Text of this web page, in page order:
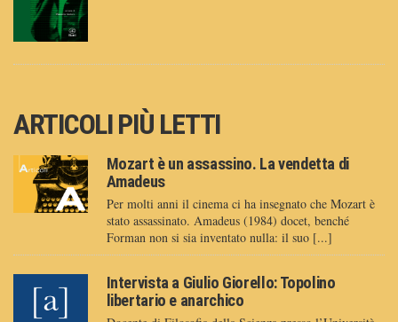
ARTICOLI PIÙ LETTI
Mozart è un assassino. La vendetta di
Amadeus
Per molti anni il cinema ci ha insegnato che Mozart è
stato assassinato. Amadeus (1984) docet, benché
Forman non si sia inventato nulla: il suo [...]
Intervista a Giulio Giorello: Topolino
libertario e anarchico